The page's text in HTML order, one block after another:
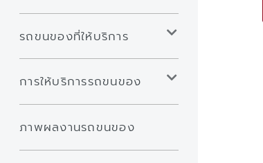
รถขนของที่ให้บริการ
การให้บริการรถขนของ
ภาพผลงานรถขนของ